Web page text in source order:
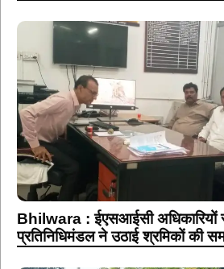
Bhilwara : ईएसआईसी
प्रतिनिधिमंडल ने उठाई श्रमिकों की